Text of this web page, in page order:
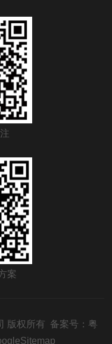
案
版权所有 备案号： 粤